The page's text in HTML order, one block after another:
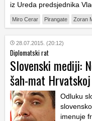
iz Ureda predsjednika
Miro Cerar Pirangate Zoran
28.07.2015. (20:12)
Diplomatski rat
Slovenski mediji:
šah-mat Hrvatskoj
Odluku
imenuje